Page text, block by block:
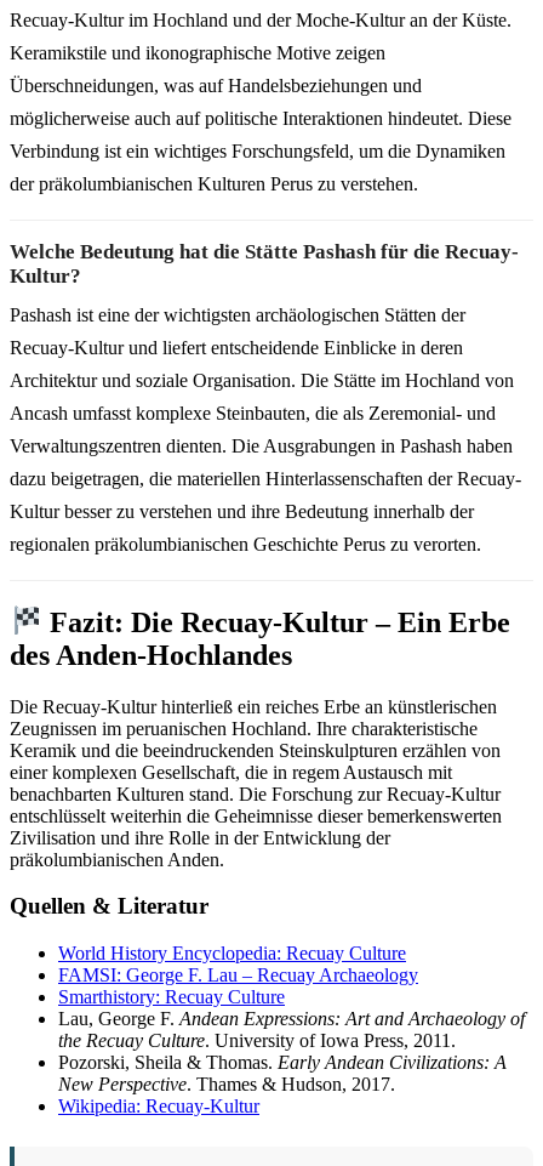
Recuay-Kultur im Hochland und der Moche-Kultur an der Küste.
Keramikstile und ikonographische Motive zeigen
Überschneidungen, was auf Handelsbeziehungen und
möglicherweise auch auf politische Interaktionen hindeutet. Diese
Verbindung ist ein wichtiges Forschungsfeld, um die Dynamiken
der präkolumbianischen Kulturen Perus zu verstehen.
Welche Bedeutung hat die Stätte Pashash für die Recuay-
Kultur?
Pashash ist eine der wichtigsten archäologischen Stätten der
Recuay-Kultur und liefert entscheidende Einblicke in deren
Architektur und soziale Organisation. Die Stätte im Hochland von
Ancash umfasst komplexe Steinbauten, die als Zeremonial- und
Verwaltungszentren dienten. Die Ausgrabungen in Pashash haben
dazu beigetragen, die materiellen Hinterlassenschaften der Recuay-
Kultur besser zu verstehen und ihre Bedeutung innerhalb der
regionalen präkolumbianischen Geschichte Perus zu verorten.
Fazit: Die Recuay-Kultur – Ein Erbe
des Anden-Hochlandes
Die Recuay-Kultur hinterließ ein reiches Erbe an künstlerischen
Zeugnissen im peruanischen Hochland. Ihre charakteristische
Keramik und die beeindruckenden Steinskulpturen erzählen von
einer komplexen Gesellschaft, die in regem Austausch mit
benachbarten Kulturen stand. Die Forschung zur Recuay-Kultur
entschlüsselt weiterhin die Geheimnisse dieser bemerkenswerten
Zivilisation und ihre Rolle in der Entwicklung der
präkolumbianischen Anden.
Quellen & Literatur
World History Encyclopedia: Recuay Culture
FAMSI: George F. Lau – Recuay Archaeology
Smarthistory: Recuay Culture
Lau, George F. Andean Expressions: Art and Archaeology of
the Recuay Culture. University of Iowa Press, 2011.
Pozorski, Sheila & Thomas. Early Andean Civilizations: A
New Perspective. Thames & Hudson, 2017.
Wikipedia: Recuay-Kultur